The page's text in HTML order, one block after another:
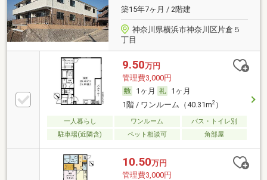
築15年7ヶ月 / 2階建
神奈川県横浜市神奈川区片倉５
丁目
9.50万円
管理費3,000円
1ヶ月
1ヶ月
1階 / ワンルーム（40.31m2）
一人暮らし ワンルーム
バス・トイレ別
駐車場(近隣含)
ペット相談可 角部屋
10.50万円
管理費3,000円